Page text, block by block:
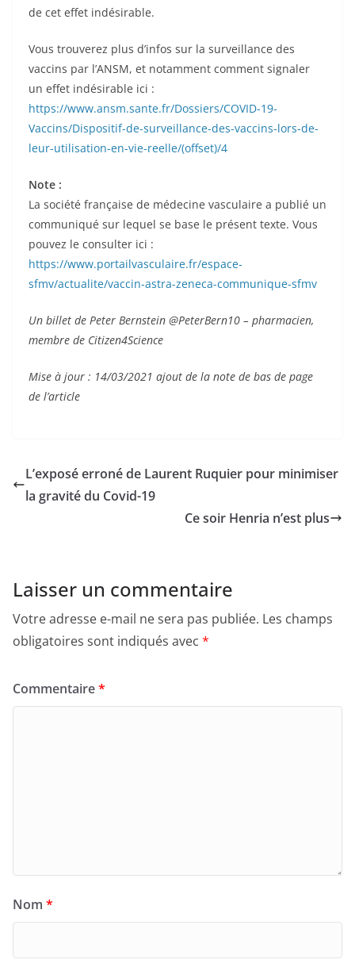
de cet effet indésirable.
Vous trouverez plus d’infos sur la surveillance des
vaccins par l’ANSM, et notamment comment signaler
un effet indésirable ici :
https://www.ansm.sante.fr/Dossiers/COVID-19-
Vaccins/Dispositif-de-surveillance-des-vaccins-lors-de-
leur-utilisation-en-vie-reelle/(offset)/4
Note :
La société française de médecine vasculaire a publié un
communiqué sur lequel se base le présent texte. Vous
pouvez le consulter ici :
https://www.portailvasculaire.fr/espace-
sfmv/actualite/vaccin-astra-zeneca-communique-sfmv
Un billet de Peter Bernstein @PeterBern10 – pharmacien,
membre de Citizen4Science
Mise à jour : 14/03/2021 ajout de la note de bas de page
de l’article
L’exposé erroné de Laurent Ruquier pour minimiser
la gravité du Covid-19
Ce soir Henria n’est plus
Laisser un commentaire
Votre adresse e-mail ne sera pas publiée. Les champs
obligatoires sont indiqués avec *
Commentaire*
Nom *